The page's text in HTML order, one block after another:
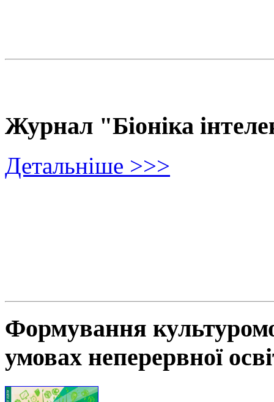
Журнал "Біоніка
Детальніше >>>
Формування
умовах неперервної